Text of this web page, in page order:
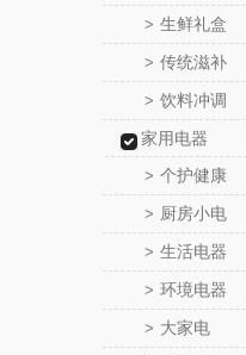
> 生鲜礼盒
> 传统滋补
> 饮料冲调
家用电器
> 个护健康
> 厨房小电
> 生活电器
> 环境电器
> 大家电